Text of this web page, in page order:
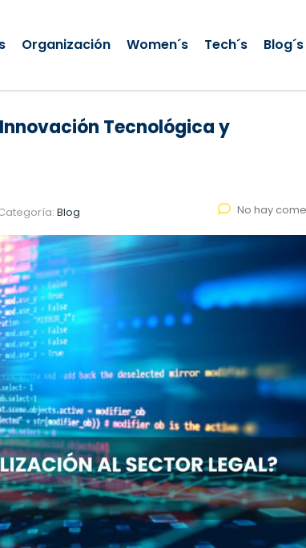
Organización Women´s Tech´s Blog´s
Tecnológica y
Blog No hay